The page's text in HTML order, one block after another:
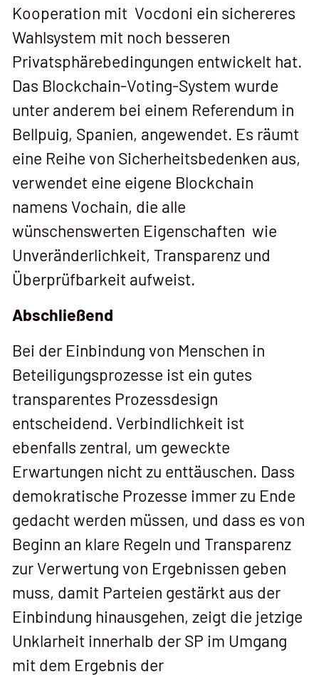
Kooperation mit Vocdoni ein sichereres
Wahlsystem mit noch besseren
Privatsphärebedingungen entwickelt hat.
Das Blockchain-Voting-System wurde
unter anderem bei einem Referendum in
Bellpuig, Spanien, angewendet. Es räumt
eine Reihe von Sicherheitsbedenken aus,
verwendet eine eigene Blockchain
namens Vochain, die alle
wünschenswerten Eigenschaften wie
Unveränderlichkeit, Transparenz und
Überprüfbarkeit aufweist.
Abschließend
Bei der Einbindung von Menschen in
Beteiligungsprozesse ist ein gutes
transparentes Prozessdesign
entscheidend. Verbindlichkeit ist
ebenfalls zentral, um geweckte
Erwartungen nicht zu enttäuschen. Dass
demokratische Prozesse immer zu Ende
gedacht werden müssen, und dass es von
Beginn an klare Regeln und Transparenz
zur Verwertung von Ergebnissen geben
muss, damit Parteien gestärkt aus der
Einbindung hinausgehen, zeigt die jetzige
Unklarheit innerhalb der SP im Umgang
mit dem Ergebnis der